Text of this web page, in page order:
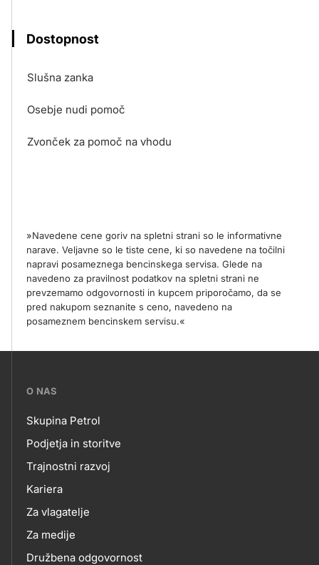
Dostopnost
Slušna zanka
Osebje nudi pomoč
Zvonček za pomoč na vhodu
»Navedene cene goriv na spletni strani so le informativne
narave. Veljavne so le tiste cene, ki so navedene na točilni
napravi posameznega bencinskega servisa. Glede na
navedeno za pravilnost podatkov na spletni strani ne
prevzemamo odgovornosti in kupcem priporočamo, da se
pred nakupom seznanite s ceno, navedeno na
posameznem bencinskem servisu.«
???
skupno.footer-
title???
O NAS
O
NAS
Skupina Petrol
Podjetja in storitve
Trajnostni razvoj
Kariera
Za vlagatelje
Za medije
Družbena odgovornost